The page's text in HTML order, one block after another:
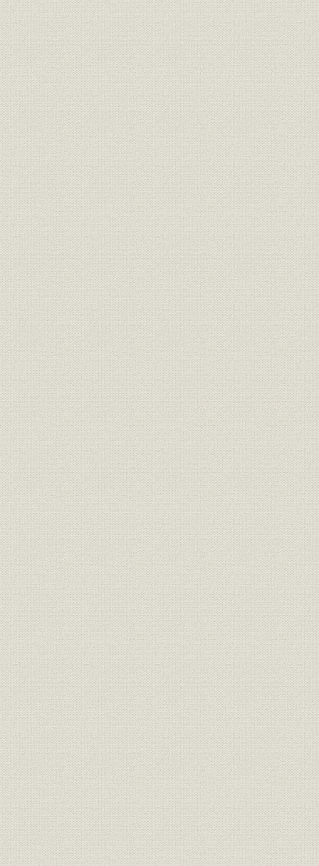
経営
東京府統計表による明治前期に
おける製靴工場の概要(明治
9~14年)
明治9年
(1881年)
経営者
弾 直樹 旧幕以来の伝統を活かし
つつ、製革・製靴事業に洋式手
法を取り入れることに意欲的だ
った。
[明治2年
資料
革職教師チアレス・ヘンニンゲ
ルの雇い入れ文書。
[明治4年
事業所
「弾北岡組」の運営は実際上
は、製靴場と製革場とに分かれ
ていたらしい。浅草・亀岡町の
靴製造所は、主として弾直樹の
手で、また千住に近い地方町橋
場の革製造所は、三井組の北岡
文兵衛の手で運営されていたも
のとみられている。
[明治5年
商品;風俗
明治期の靴のいろいろ(平出鏗二
郎著『東京風俗史』より)
[明治期中
風俗
明治初期の官営鉄道の蒸気機関
車。鉄道員の制服も文明開化の
においがする。
明治初期
業界
札幌の老舗「イワイ靴店」は、
もともと伊勢勝造靴場で製靴業
を学んだ初代・岩井信六が、明
治11年北海道に渡って始めたも
の。北海道物産共進会で何度か
入選している(イワイ靴店提供)
[明治10年
事業所
東京府統計表による明治前期に
おける製靴工場の概要(明治
9~14年)
明治9年
(1881年)
生産
文明開化(明治20年ごろまで)の
靴の製造実績
明治9年
(1887年)
沿革
日本製靴(株)の創立系統図(桜組
系、東京製皮系、大蔵組系、福
島合名系)
慶応(1860
治43年)
通貨 日銀券発行前の政府紙幣10円札 [明治10年
金融機関
明治15年、日本銀行の開業当時
の建物は永代橋際にあった。な
お、のちに現在地の日本橋・本
石町へ移転
明治15年
製造工程
明治の錦絵「靴製造場の図」静
斎年一・画
[明治12年
資料
『東京流行細見記』の中の靴師
たち。(明治18年刊、告解図書館
蔵)
明治18年
靴;風俗
楊州周延「貴顕舞踏(きけんぶと
う)の略図」。女性の夜会服は、
襟元が広くあいたイブニング・
ドレス調が普通だが、図のよう
に襟元を包むのは、和服の習慣
から肌をあらわにすることを慎
んだからであろう(樋口弘氏蔵)
[明治20年
生産;業界
明治20年代東京各工場の靴の製
造実績
明治20年
(1898年)